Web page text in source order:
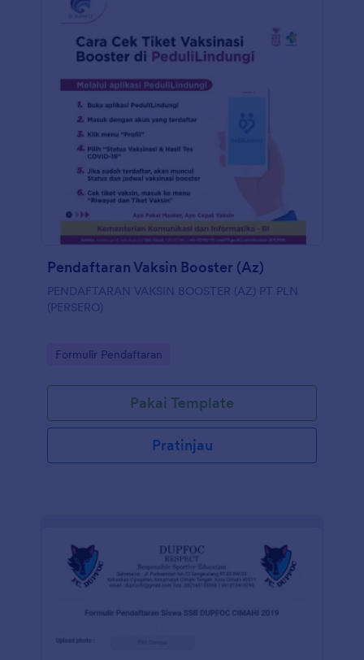
Pendaftaran Vaksin Booster (Az)
PENDAFTARAN VAKSIN BOOSTER (AZ) PT PLN
(PERSERO)
Go to Category:
Formulir Pendaftaran
Pakai Template
Pratinjau